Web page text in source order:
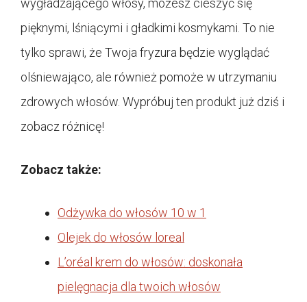
wygładzającego włosy, możesz cieszyć się
pięknymi, lśniącymi i gładkimi kosmykami. To nie
tylko sprawi, że Twoja fryzura będzie wyglądać
olśniewająco, ale również pomoże w utrzymaniu
zdrowych włosów. Wypróbuj ten produkt już dziś i
zobacz różnicę!
Zobacz także:
Odżywka do włosów 10 w 1
Olejek do włosów loreal
L’oréal krem do włosów: doskonała
pielęgnacja dla twoich włosów